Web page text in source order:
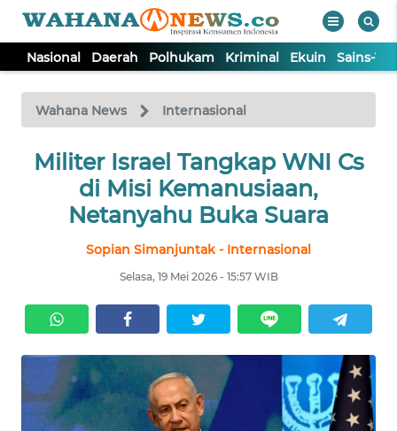
Nasional Daerah Polhukam Kriminal Ekuin Sains-
Wahana News Internasional
Militer Israel Tangkap WNI Cs
di Misi Kemanusiaan,
Netanyahu Buka Suara
Sopian Simanjuntak - Internasional
Selasa, 19 Mei 2026 - 15:57 WIB
TV
Tutup
NASIONAL
DAERAH
POLHUKAM
KRIMINAL
EKUIN
SAINS-TEKNO